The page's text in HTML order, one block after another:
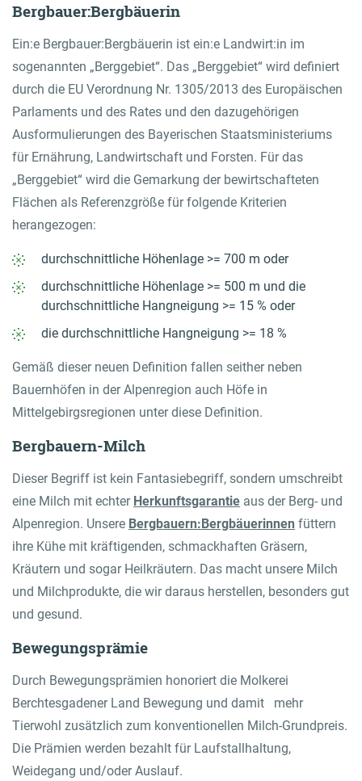
Bergbauer:Bergbäuerin
Ein:e Bergbauer:Bergbäuerin ist ein:e Landwirt:in im
sogenannten „Berggebiet“. Das „Berggebiet“ wird definiert
durch die EU Verordnung Nr. 1305/2013 des Europäischen
Parlaments und des Rates und den dazugehörigen
Ausformulierungen des Bayerischen Staatsministeriums
für Ernährung, Landwirtschaft und Forsten. Für das
„Berggebiet“ wird die Gemarkung der bewirtschafteten
Flächen als Referenzgröße für folgende Kriterien
herangezogen:
durchschnittliche Höhenlage >= 700 m oder
durchschnittliche Höhenlage >= 500 m und die
durchschnittliche Hangneigung >= 15 % oder
die durchschnittliche Hangneigung >= 18 %
Gemäß dieser neuen Definition fallen seither neben
Bauernhöfen in der Alpenregion auch Höfe in
Mittelgebirgsregionen unter diese Definition.
Bergbauern-Milch
Dieser Begriff ist kein Fantasiebegriff, sondern umschreibt
eine Milch mit echter Herkunftsgarantie aus der Berg- und
Alpenregion. Unsere Bergbauern:Bergbäuerinnen füttern
ihre Kühe mit kräftigenden, schmackhaften Gräsern,
Kräutern und sogar Heilkräutern. Das macht unsere Milch
und Milchprodukte, die wir daraus herstellen, besonders gut
und gesund.
Bewegungsprämie
Durch Bewegungsprämien honoriert die Molkerei
Berchtesgadener Land Bewegung und damit mehr
Tierwohl zusätzlich zum konventionellen Milch-Grundpreis.
Die Prämien werden bezahlt für Laufstallhaltung,
Weidegang und/oder Auslauf.